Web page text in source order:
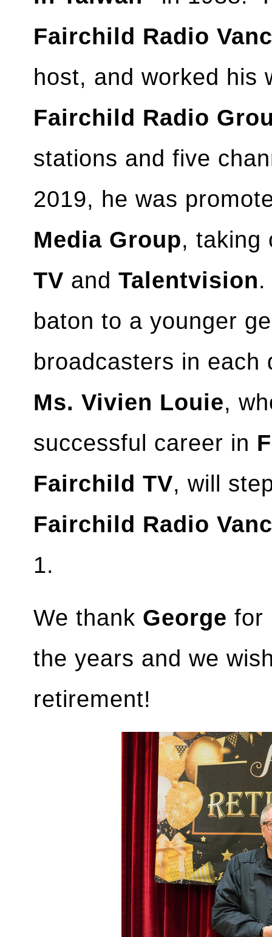
Fairchild Radio
host, and worked his
Fairchild Radio
stations and five
2019, he was
Media Group, taking
TV and Talentvision
baton to a younger
broadcasters in each
Ms. Vivien Louie,
successful career in
Fairchild TV, will
Fairchild Radio
1.
We thank George for
the years and we
retirement!